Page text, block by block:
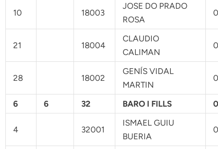
10 18003
JOSE DO PRADO
ROSA
21 18004
CLAUDIO
CALIMAN
28 18002
GENÍS VIDAL
MARTIN
6 6 32 BARO I FILLS
4 32001
ISMAEL GUIU
BUERIA